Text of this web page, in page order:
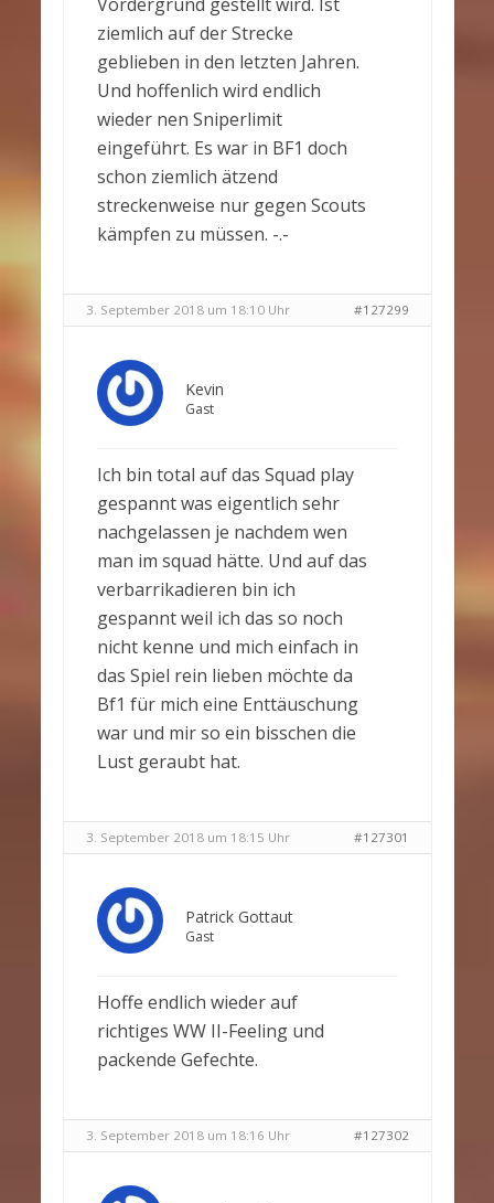
ziemlich auf der Strecke
geblieben in den letzten Jahren.
Und hoffenlich wird endlich
wieder nen Sniperlimit
eingeführt. Es war in BF1 doch
schon ziemlich ätzend
streckenweise nur gegen Scouts
kämpfen zu müssen. -.-
3. September 2018 um 18:10 Uhr #127299
Kevin
Gast
Ich bin total auf das Squad play
gespannt was eigentlich sehr
nachgelassen je nachdem wen
man im squad hätte. Und auf das
verbarrikadieren bin ich
gespannt weil ich das so noch
nicht kenne und mich einfach in
das Spiel rein lieben möchte da
Bf1 für mich eine Enttäuschung
war und mir so ein bisschen die
Lust geraubt hat.
3. September 2018 um 18:15 Uhr #127301
Patrick Gottaut
Gast
Hoffe endlich wieder auf
richtiges WW II-Feeling und
packende Gefechte.
3. September 2018 um 18:16 Uhr #127302